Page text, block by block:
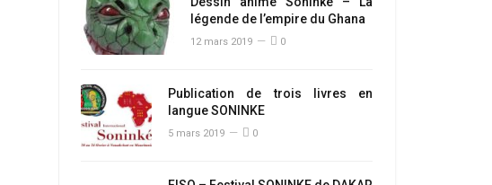
légende de l’empire du Ghana
12 mars 2019 0
Publication de trois livres en
langue SONINKE
5 mars 2019 0